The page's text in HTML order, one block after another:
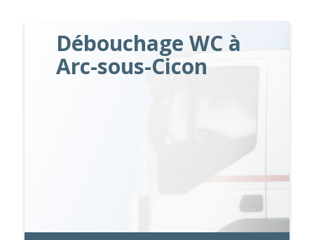
Débouchage WC à
Arc-sous-Cicon